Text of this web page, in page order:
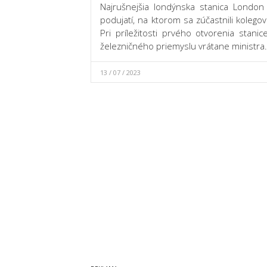
Najrušnejšia londýnska stanica
podujatí, na ktorom sa zúčastnili
Pri príležitosti prvého otvorenia
železničného priemyslu vrátane
13 / 07 / 2023